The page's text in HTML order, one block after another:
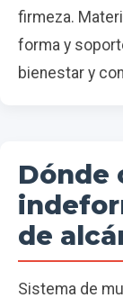
firmeza.
forma y
bienestar y
Dónde
de
Sistema de